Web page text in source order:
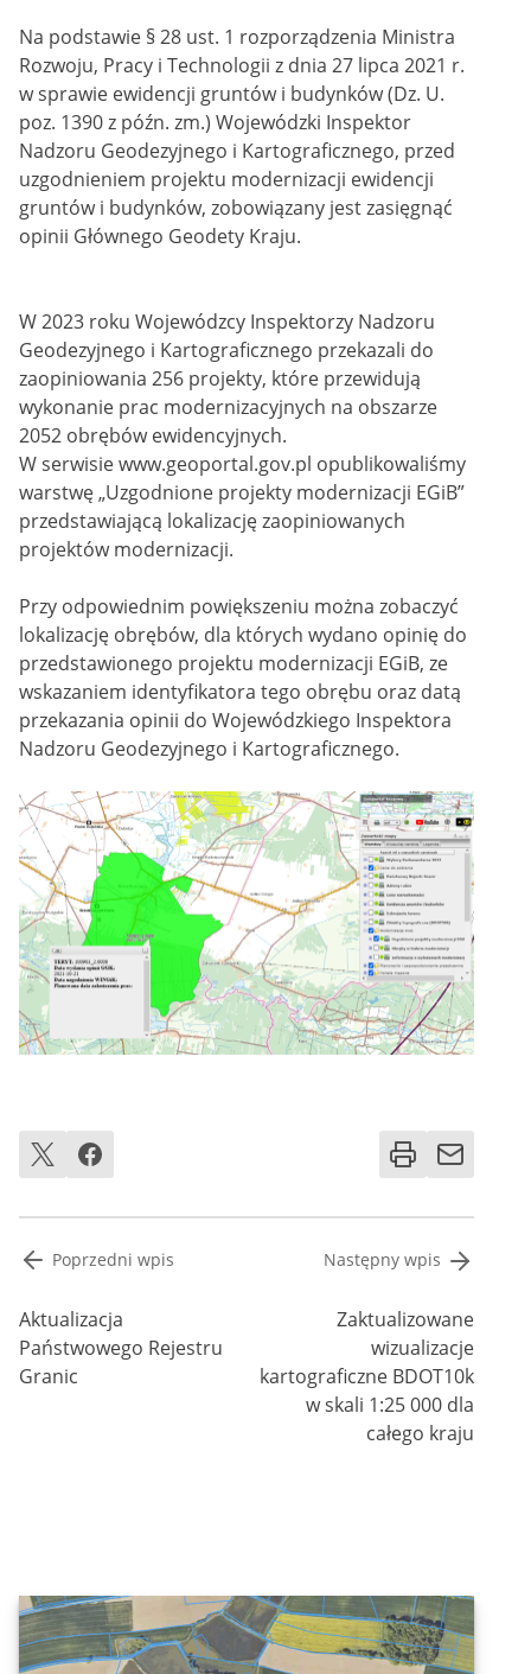
Na podstawie § 28 ust. 1 rozporządzenia Ministra
Rozwoju, Pracy i Technologii z dnia 27 lipca 2021 r.
w sprawie ewidencji gruntów i budynków (Dz. U.
poz. 1390 z późn. zm.) Wojewódzki Inspektor
Nadzoru Geodezyjnego i Kartograficznego, przed
uzgodnieniem projektu modernizacji ewidencji
gruntów i budynków, zobowiązany jest zasięgnąć
opinii Głównego Geodety Kraju.
W 2023 roku Wojewódzcy Inspektorzy Nadzoru
Geodezyjnego i Kartograficznego przekazali do
zaopiniowania 256 projekty, które przewidują
wykonanie prac modernizacyjnych na obszarze
2052 obrębów ewidencyjnych.
W serwisie www.geoportal.gov.pl opublikowaliśmy
warstwę „Uzgodnione projekty modernizacji EGiB”
przedstawiającą lokalizację zaopiniowanych
projektów modernizacji.
Przy odpowiednim powiększeniu można zobaczyć
lokalizację obrębów, dla których wydano opinię do
przedstawionego projektu modernizacji EGiB, ze
wskazaniem identyfikatora tego obrębu oraz datą
przekazania opinii do Wojewódzkiego Inspektora
Nadzoru Geodezyjnego i Kartograficznego.
Nawigacja
wpisu
Poprzedni wpis
Aktualizacja
Państwowego Rejestru
Granic
Następny wpis
Zaktualizowane
wizualizacje
kartograficzne BDOT10k
w skali 1:25 000 dla
całego kraju